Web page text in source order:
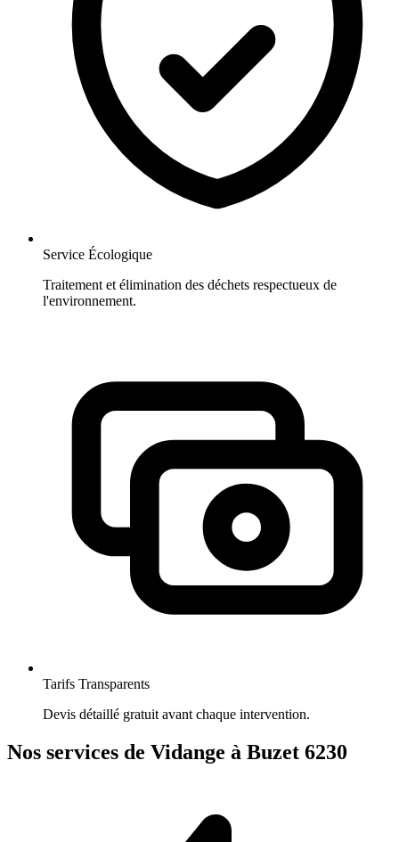
Service Écologique
Traitement et élimination des déchets respectueux de
l'environnement.
Tarifs Transparents
Devis détaillé gratuit avant chaque intervention.
Nos services de Vidange à Buzet 6230